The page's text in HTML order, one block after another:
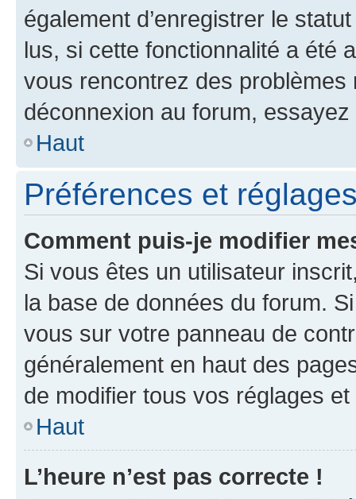
également d’enregistrer le
lus, si cette fonctionnalité a été
vous rencontrez des
déconnexion au forum,
Haut
Préférences et
Comment puis-je modifier
Si vous êtes un utilisateur
la base de données du forum.
vous sur votre panneau de
généralement en haut des
de modifier tous vos réglages
Haut
L’heure n’est pas correcte !